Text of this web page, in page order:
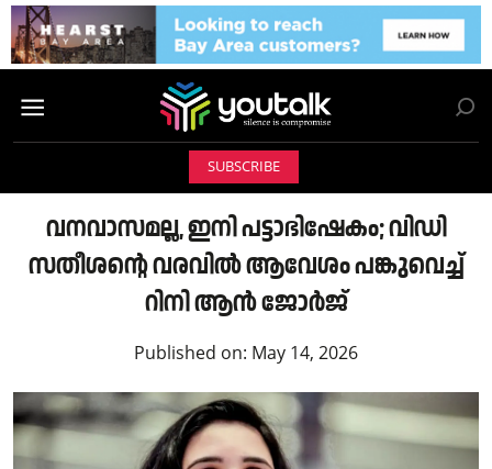
SUBSCRIBE
വനവാസമല്ല, ഇനി പട്ടാഭിഷേകം; വിഡി
സതീശന്റെ വരവിൽ ആവേശം പങ്കുവെച്ച്
റിനി ആൻ ജോർജ്
Published on: May 14, 2026